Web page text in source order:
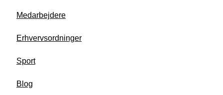
Medarbejdere
Erhvervsordninger
Sport
Blog